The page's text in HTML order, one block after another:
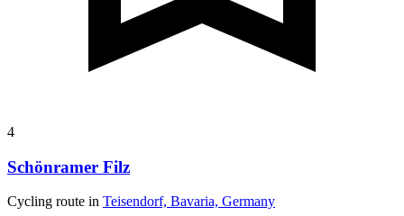
4
Schönramer Filz
Cycling route in Teisendorf, Bavaria, Germany